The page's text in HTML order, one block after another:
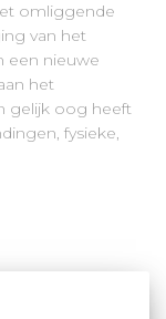
omliggende
van het
een nieuwe
het
gelijk oog heeft
fysieke,